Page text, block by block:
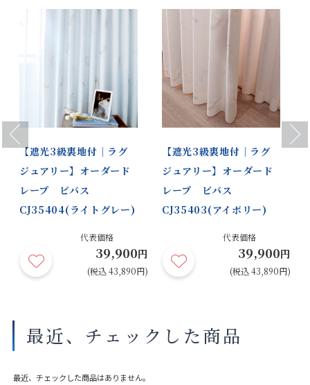
Previous
【遮光3級裏地付｜ラグ
ジュアリー】オーダード
レープ ビバス
CJ35404(ライトグレー)
代表価格
39,900円
(税込 43,890円)
【遮光3級裏地付｜ラグ
ジュアリー】オーダード
レープ ビバス
CJ35403(アイボリー)
代表価格
39,900円
(税込 43,890円)
Next
最近、チェックした商品
最近、チェックした商品はありません。